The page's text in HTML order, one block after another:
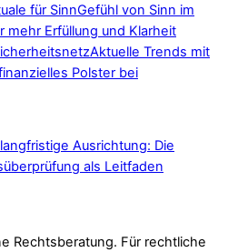
Gefühl von Sinn im
mehr Erfüllung und Klarheit
Aktuelle Trends mit
Polster bei
Ausrichtung: Die
als Leitfaden
Rechtsberatung. Für rechtliche